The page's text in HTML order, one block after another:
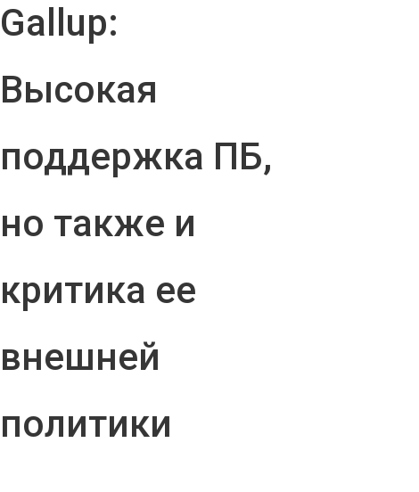
Gallup:
Высокая
поддержка ПБ,
но также и
критика ее
внешней
политики